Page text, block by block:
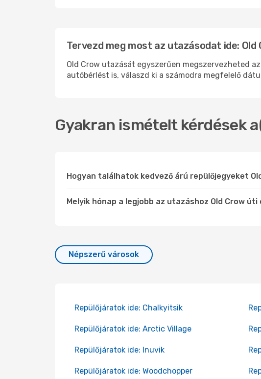
Tervezd meg most az utazásodat ide: Old
Old Crow utazását egyszerűen megszervezheted
autóbérlést is, válaszd ki a számodra megfelelő
Gyakran ismételt kérdések
Hogyan találhatok kedvező árú repülőjegyeket
Melyik hónap a legjobb az utazáshoz Old Crow úti
Népszerű városok
Repülőjáratok ide: Chalkyitsik
Repülőjáratok ide: Arctic Village
Repülőjáratok ide: Inuvik
Repülőjáratok ide: Woodchopper